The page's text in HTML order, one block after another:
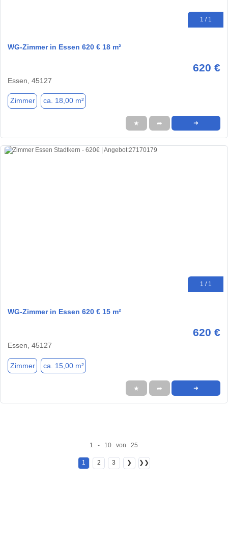
1 / 1
WG-Zimmer in Essen 620 € 18 m²
620 €
Essen, 45127
Zimmer ca. 18,00 m²
★ ➦ ➜
1 / 1
WG-Zimmer in Essen 620 € 15 m²
620 €
Essen, 45127
Zimmer ca. 15,00 m²
★ ➦ ➜
1 - 10 von 25
1 2 3 ❯ ❯❯